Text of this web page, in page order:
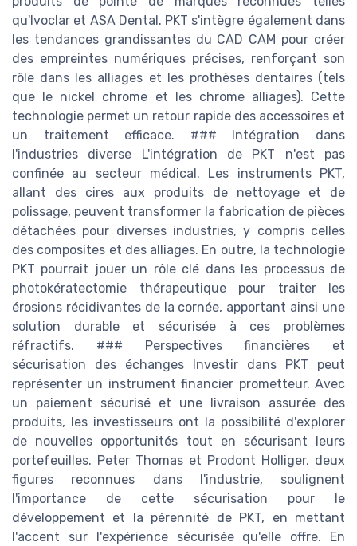
qu'Ivoclar et ASA Dental. PKT s'intègre également dans
les tendances grandissantes du CAD CAM pour créer
des empreintes numériques précises, renforçant son
rôle dans les alliages et les prothèses dentaires (tels
que le nickel chrome et les chrome alliages). Cette
technologie permet un retour rapide des accessoires et
un traitement efficace. ### Intégration dans
l'industries diverse L'intégration de PKT n'est pas
confinée au secteur médical. Les instruments PKT,
allant des cires aux produits de nettoyage et de
polissage, peuvent transformer la fabrication de pièces
détachées pour diverses industries, y compris celles
des composites et des alliages. En outre, la technologie
PKT pourrait jouer un rôle clé dans les processus de
photokératectomie thérapeutique pour traiter les
érosions récidivantes de la cornée, apportant ainsi une
solution durable et sécurisée à ces problèmes
réfractifs. ### Perspectives financières et
sécurisation des échanges Investir dans PKT peut
représenter un instrument financier prometteur. Avec
un paiement sécurisé et une livraison assurée des
produits, les investisseurs ont la possibilité d'explorer
de nouvelles opportunités tout en sécurisant leurs
portefeuilles. Peter Thomas et Prodont Holliger, deux
figures reconnues dans l'industrie, soulignent
l'importance de cette sécurisation pour le
développement et la pérennité de PKT, en mettant
l'accent sur l'expérience sécurisée qu'elle offre. En